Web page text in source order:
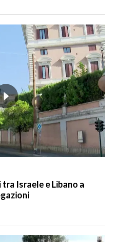
Israele e Libano a